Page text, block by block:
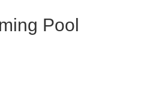
Pool